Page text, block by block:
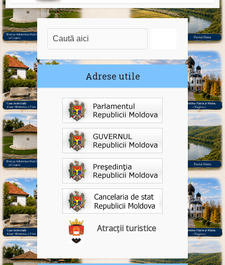
Adrese utile
Atracții turistice